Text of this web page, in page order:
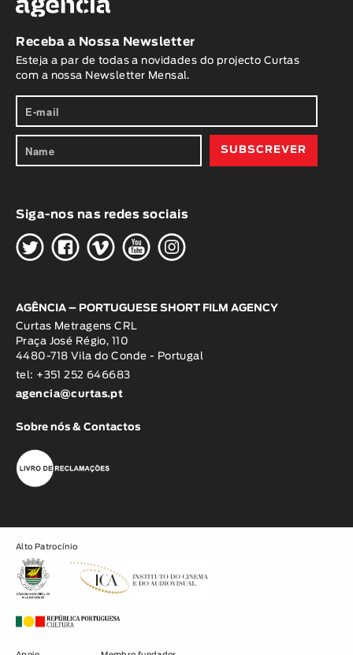
Receba a Nossa Newsletter
Esteja a par de todas a novidades do projecto Curtas
com a nossa Newsletter Mensal.
Siga-nos nas redes sociais
HGWOK
AGÊNCIA – PORTUGUESE SHORT FILM AGENCY
Curtas Metragens CRL
Praça José Régio, 110
4480-718 Vila do Conde - Portugal
tel: +351 252 646683
agencia@curtas.pt
Sobre nós & Contactos
Alto Patrocínio